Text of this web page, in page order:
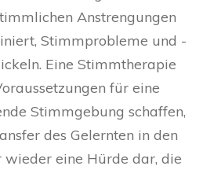
Patient*innen z.B. im
Feedback
anbieten zu
die Inhalte der
Stimmtherapie
zu vertiefen.
ProVoice zu
Patient*innen z.B. im
Feedback
anbieten zu
die Inhalte der
Stimmtherapie
zu vertiefen.
Anstrengungen
Stimmprobleme und -
Eine Stimmtherapie
für eine
Stimmgebung schaffen,
des Gelernten in den
eine Hürde dar, die